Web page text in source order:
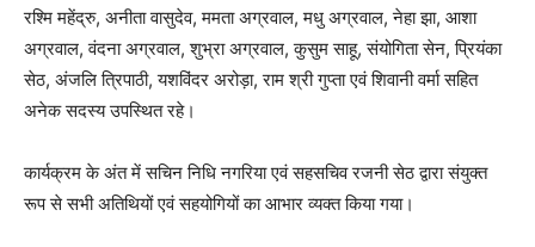
रश्मि महेंद्रु, अनीता वासुदेव, ममता अग्रवाल, मधु अग्रवाल, नेहा झा, आशा
अग्रवाल, वंदना अग्रवाल, शुभ्रा अग्रवाल, कुसुम साहू, संयोगिता सेन, प्रियंका
सेठ, अंजलि त्रिपाठी, यशविंदर अरोड़ा, राम श्री गुप्ता एवं शिवानी वर्मा सहित
अनेक सदस्य उपस्थित रहे।
कार्यक्रम के अंत में सचिन निधि नगरिया एवं सहसचिव रजनी सेठ द्वारा संयुक्त
रूप से सभी अतिथियों एवं सहयोगियों का आभार व्यक्त किया गया।